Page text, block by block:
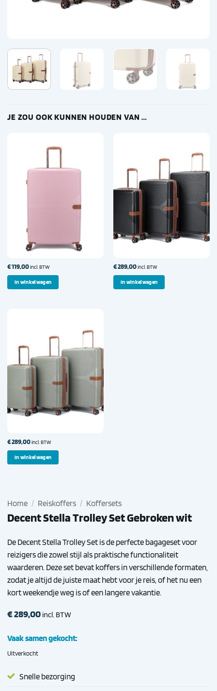
JE ZOU OOK KUNNEN HOUDEN VAN …
€119,00incl. BTW
In winkelwagen
€289,00incl. BTW
In winkelwagen
€289,00incl. BTW
In winkelwagen
Home / Reiskoffers / Koffersets
Decent Stella Trolley Set Gebroken wit
De Decent Stella Trolley Set is de perfecte bagageset voor
reizigers die zowel stijl als praktische functionaliteit
waarderen. Deze set bevat koffers in verschillende formaten,
zodat je altijd de juiste maat hebt voor je reis, of het nu een
kort weekendje weg is of een langere vakantie.
€289,00 incl. BTW
Vaak samen gekocht:
Uitverkocht
Snelle bezorging